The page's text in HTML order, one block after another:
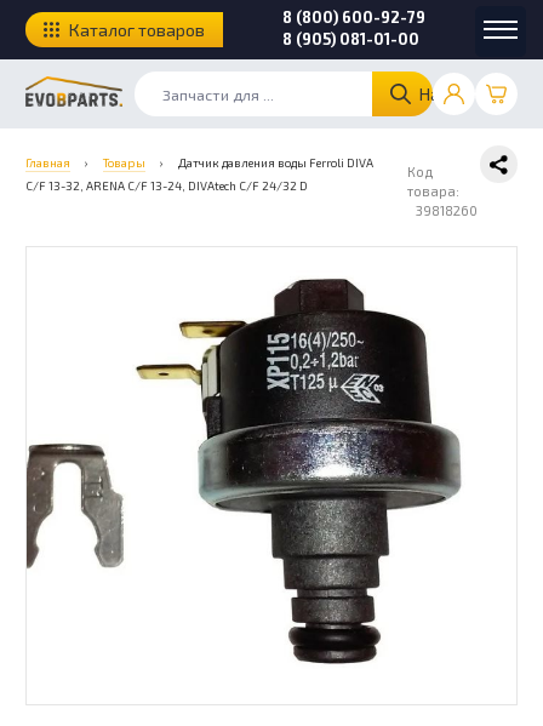
Найти
8 (800) 600-92-79
8 (905) 081-01-00
Каталог товаров
Главная › Товары ›
Датчик давления воды Ferroli DIVA
C/F 13-32, ARENA C/F 13-24, DIVAtech C/F 24/32 D
Код
товара:
39818260